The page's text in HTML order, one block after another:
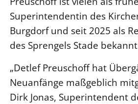
Superintendentin des
Burgdorf und seit 2025 als
des Sprengels Stade
„Detlef Preuschoff hat
Neuanfänge maßgeblich
Dirk Jonas, Superintendent